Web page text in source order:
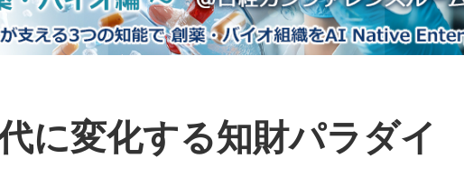
に変化する知財パラダイ